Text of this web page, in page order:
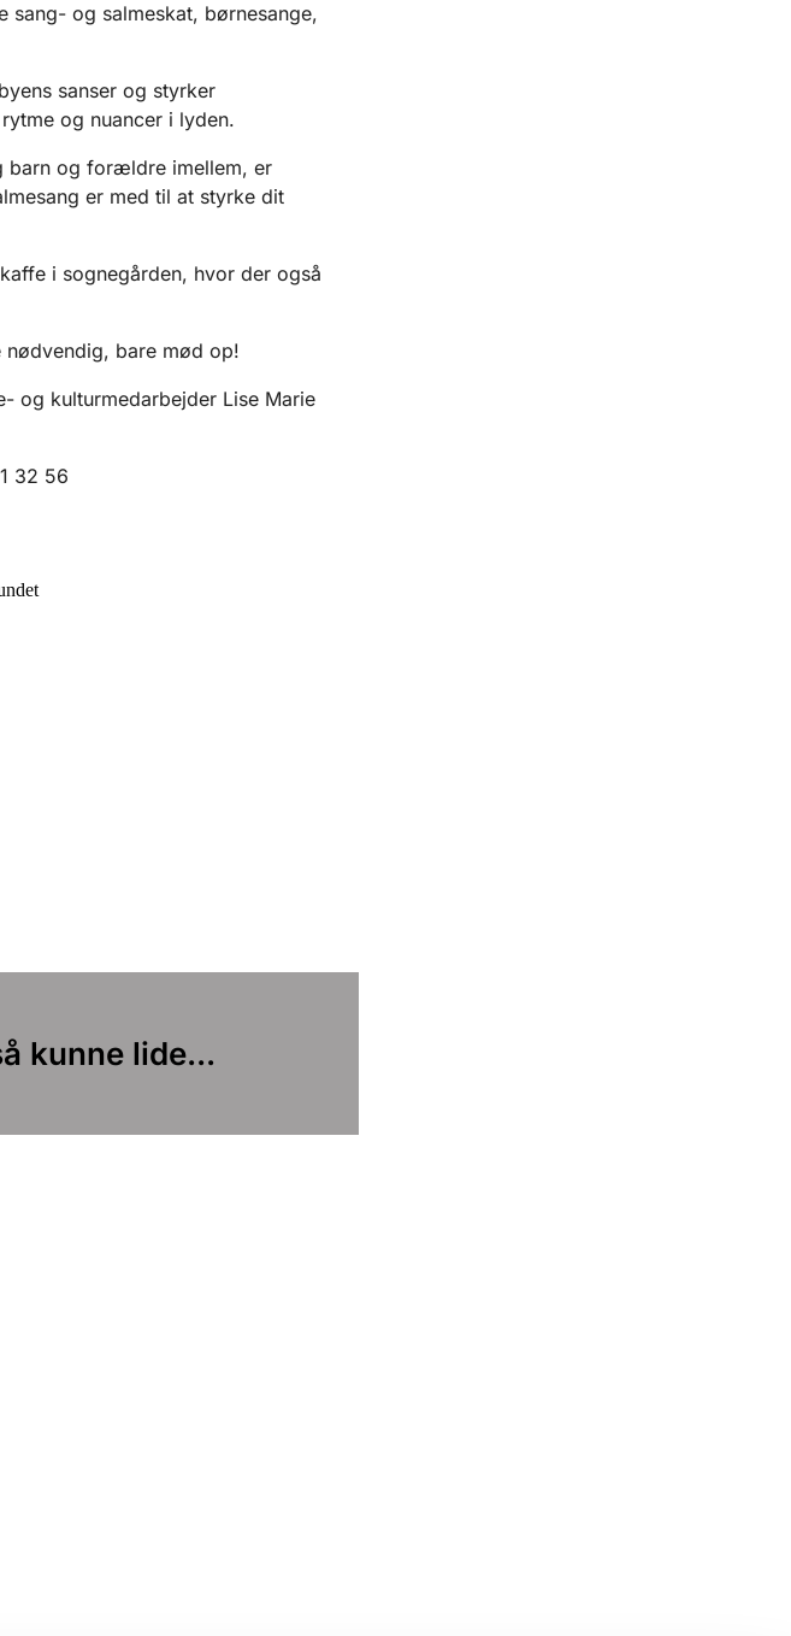
sang- og salmeskat, børnesange,
sanser og styrker
og nuancer i lyden.
barn og forældre imellem, er
er med til at styrke dit
i sognegården, hvor der også
bare mød op!
og kulturmedarbejder Lise Marie
32 56
kunne lide...